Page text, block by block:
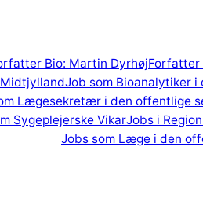
Bio: Martin DyrhøjForfatter
Job som Bioanalytiker
Lægesekretær i den offentlige
Sygeplejerske VikarJobs i
Jobs som Læge i den